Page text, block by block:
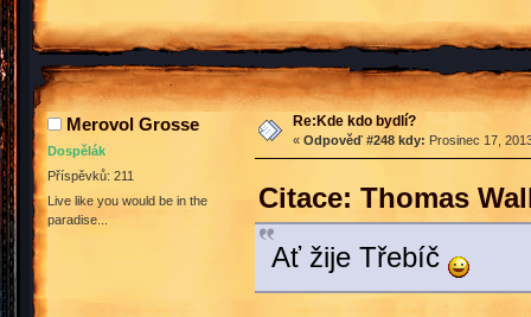
Merovol Grosse
Dospělák
Příspěvků: 211
Live like you would be in the
paradise...
Re:Kde kdo bydlí?
« Odpověď #248 kdy: Prosinec 17,
Citace: Thomas
Ať žije Třebíč